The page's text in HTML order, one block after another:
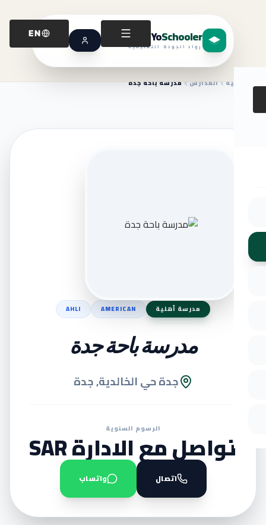
YoSchooler
رواد الجودة التعليمية
EN
الرئيسية المدارس مدرسة باحة جدة
مدرسة أهلية AMERICAN
AHLI
مدرسة باحة جدة
جدة حي الخالدية, جدة
الرسوم السنوية
تواصل مع الادارة SAR
اتصال واتساب